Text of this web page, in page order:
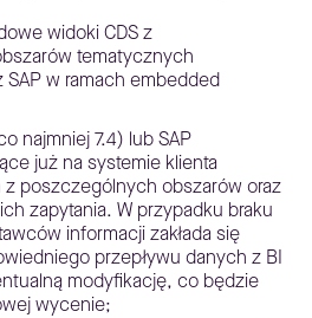
widoki CDS z
tematycznych
w ramach embedded
najmniej 7.4) lub SAP
już na systemie klienta
z poszczególnych obszarów oraz
zapytania. W przypadku braku
informacji zakłada się
przepływu danych z BI
modyfikację, co będzie
wycenie;